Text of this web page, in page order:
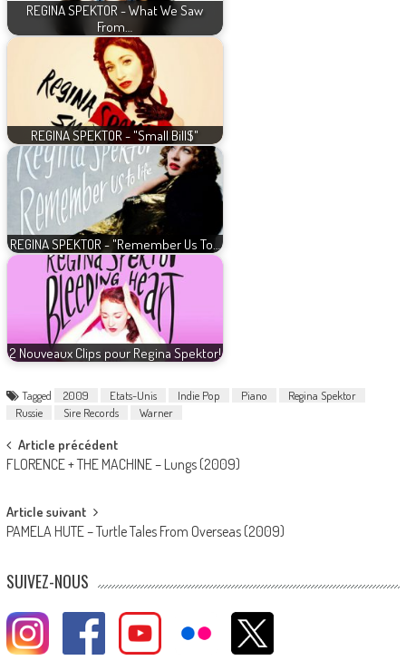
REGINA SPEKTOR - What We Saw
From…
REGINA SPEKTOR - "Small Bill$"
REGINA SPEKTOR - "Remember Us To…
2 Nouveaux Clips pour Regina Spektor!
Tagged 2009 Etats-Unis Indie Pop Piano
Regina Spektor
Russie
Sire Records Warner
Post
navigation
Article précédent
FLORENCE + THE MACHINE – Lungs (2009)
Article suivant
PAMELA HUTE – Turtle Tales From Overseas (2009)
SUIVEZ-NOUS